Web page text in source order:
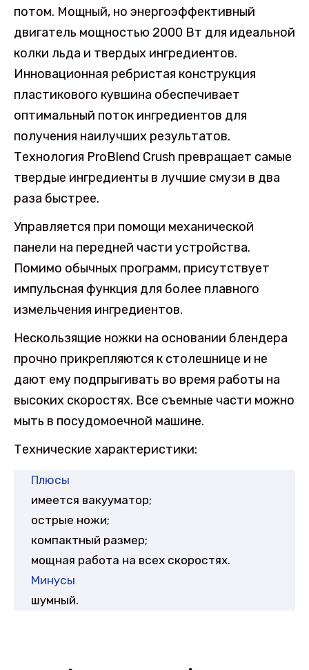
потом. Мощный, но энергоэффективный
двигатель мощностью 2000 Вт для идеальной
колки льда и твердых ингредиентов.
Инновационная ребристая конструкция
пластикового кувшина обеспечивает
оптимальный поток ингредиентов для
получения наилучших результатов.
Технология ProBlend Crush превращает самые
твердые ингредиенты в лучшие смузи в два
раза быстрее.
Управляется при помощи механической
панели на передней части устройства.
Помимо обычных программ, присутствует
импульсная функция для более плавного
измельчения ингредиентов.
Нескользящие ножки на основании блендера
прочно прикрепляются к столешнице и не
дают ему подпрыгивать во время работы на
высоких скоростях. Все съемные части можно
мыть в посудомоечной машине.
Технические характеристики:
Плюсы
имеется вакууматор;
острые ножи;
компактный размер;
мощная работа на всех скоростях.
Минусы
шумный.